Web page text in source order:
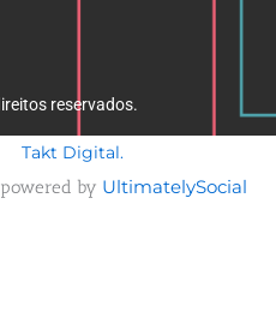
reservados.
Takt Digital.
by UltimatelySocial